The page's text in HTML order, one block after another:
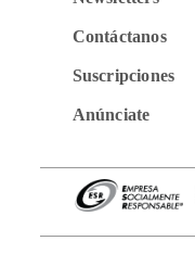
Contáctanos
Suscripciones
Anúnciate